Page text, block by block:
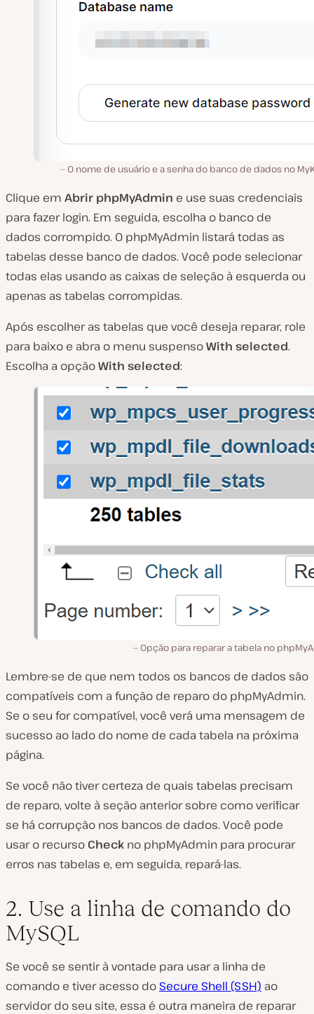
O nome de usuário e a senha do banco de dados no
Clique em Abrir phpMyAdmin e use suas credenciais
para fazer login. Em seguida, escolha o banco de
dados corrompido. O phpMyAdmin listará todas as
tabelas desse banco de dados. Você pode selecionar
todas elas usando as caixas de seleção à esquerda ou
apenas as tabelas corrompidas.
Após escolher as tabelas que você deseja reparar, role
para baixo e abra o menu suspensoWith selected.
Escolha a opçãoWith selected:
Opção para reparar a tabela no
Lembre-se de que nem todos os bancos de dados são
compatíveis com a função de reparo do phpMyAdmin.
Se o seu for compatível, você verá uma mensagem de
sucesso ao lado do nome de cada tabela na próxima
página.
Se você não tiver certeza de quais tabelas precisam
de reparo, volte à seção anterior sobre como verificar
se há corrupção nos bancos de dados. Você pode
usar o recurso Check no phpMyAdmin para procurar
erros nas tabelas e, em seguida, repará-las.
2. Use a linha de comando do
MySQL
Se você se sentir à vontade para usar a linha de
comando e tiver acesso do Secure Shell (SSH) ao
servidor do seu site, essa é outra maneira de reparar